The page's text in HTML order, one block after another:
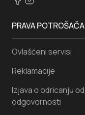
PRAVA POTROŠAČA
Ovlašćeni servisi
Reklamacije
Izjava o odricanju od
odgovornosti